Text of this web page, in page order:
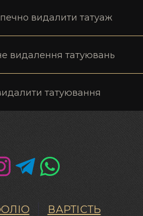
видалити татуаж
видалення татуювань
татуювання
ВАРТІСТЬ